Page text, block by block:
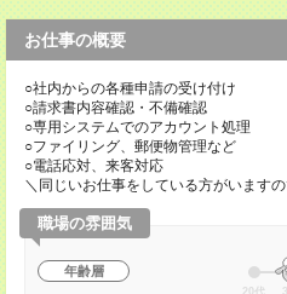
お仕事の概要
○社内からの各種申請の受け付け
○請求書内容確認・不備確認
○専用システムでのアカウント処理
○ファイリング、郵便物管理など
○電話応対、来客対応
＼同じいお仕事をしている方がいます
職場の雰囲気
年齢層